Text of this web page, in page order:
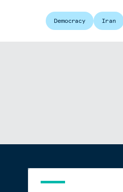
Democracy Iran